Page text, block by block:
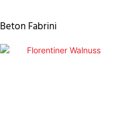
Beton Fabrini